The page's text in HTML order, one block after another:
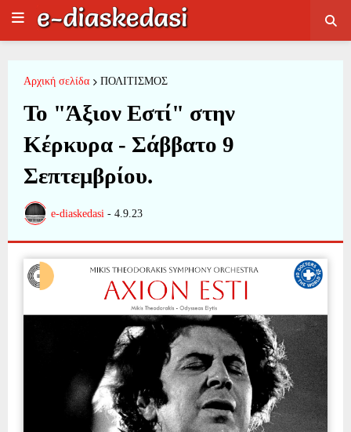
Αρχική σελίδα ΠΟΛΙΤΙΣΜΟΣ
Το "Άξιον Εστί" στην
Κέρκυρα - Σάββατο 9
Σεπτεμβρίου.
e-diaskedasi - 4.9.23